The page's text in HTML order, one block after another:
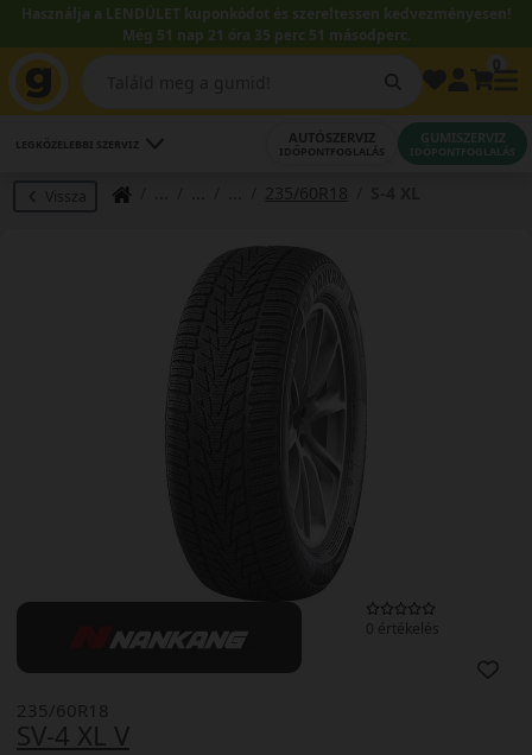
Használja a LENDÜLET kuponkódot és szereltessen kedvezményesen!
Még 51 nap 21 óra 35 perc 50 másodperc.
LEGKÖZELEBBI SZERVIZ AUTÓSZERVIZ
IDŐPONTFOGLALÁS
GUMISZERVIZ
IDŐPONTFOGLALÁS
Vissza 235/60R18
0 értékelés
SV-4 XL V
235/60R18